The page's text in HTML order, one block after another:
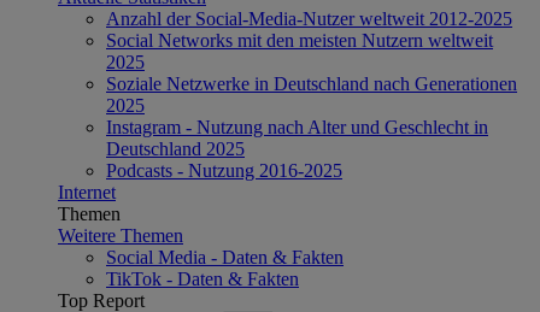
Anzahl der Social-Media-Nutzer weltweit 2012-2025
Social Networks mit den meisten Nutzern weltweit
2025
Soziale Netzwerke in Deutschland nach Generationen
2025
Instagram - Nutzung nach Alter und Geschlecht in
Deutschland 2025
Podcasts - Nutzung 2016-2025
Internet
Themen
Weitere Themen
Social Media - Daten & Fakten
TikTok - Daten & Fakten
Top Report